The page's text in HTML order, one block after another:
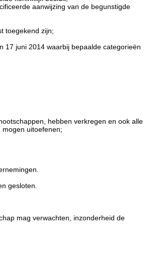
aanwijzing van de begunstigde
toegekend zijn;
17 juni 2014 waarbij bepaalde categorieën
hebben verkregen en ook alle
uitoefenen;
gesloten.
mag verwachten, inzonderheid de